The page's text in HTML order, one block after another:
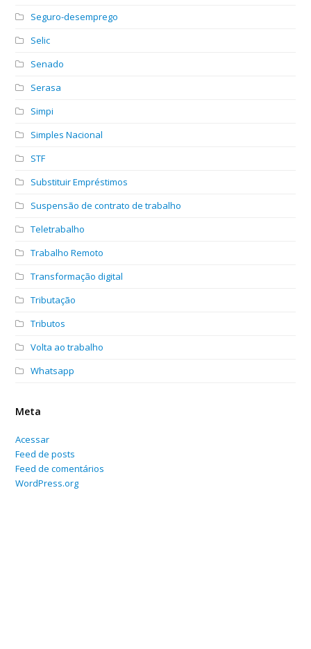
Seguro-desemprego
Selic
Senado
Serasa
Simpi
Simples Nacional
STF
Substituir Empréstimos
Suspensão de contrato de trabalho
Teletrabalho
Trabalho Remoto
Transformação digital
Tributação
Tributos
Volta ao trabalho
Whatsapp
Meta
Acessar
Feed de posts
Feed de comentários
WordPress.org